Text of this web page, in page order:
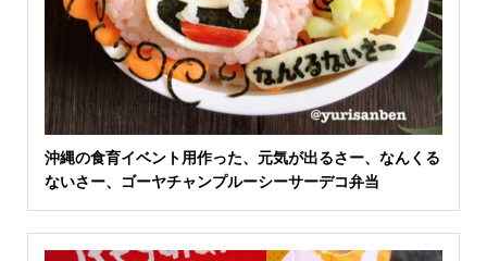
沖縄の食育イベント用作った、元気が出るさー、なんくる
ないさー、ゴーヤチャンプルーシーサーデコ弁当